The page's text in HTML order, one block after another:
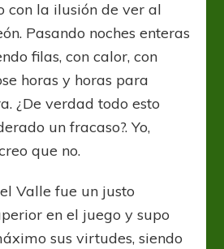
con la ilusión de ver al
Pasando noches enteras
filas, con calor, con
horas y horas para
¿De verdad todo esto
un fracaso?. Yo,
que no.
Valle fue un justo
en el juego y supo
sus virtudes, siendo